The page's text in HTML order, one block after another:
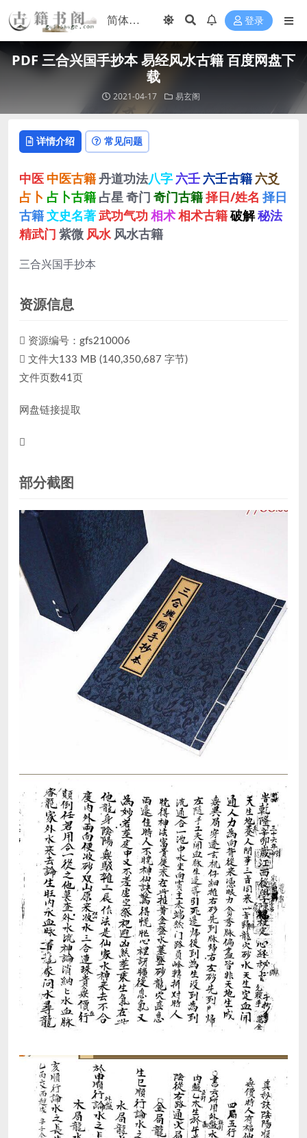
登录
PDF 三合兴国手抄本 易经风水古籍 百度网盘下
载
2021-04-17 易玄阁
详情介绍 常见问题
中医 中医古籍丹道功法八字 六壬 六壬古籍 六爻
占卜 占卜古籍 占星 奇门 奇门古籍择日/姓名 择日
古籍文史名著武功气功 相术相术古籍破解秘法
精武门 紫微 风水 风水古籍
三合兴国手抄本
资源信息
资源编号： gfs210006
文件大133 MB (140,350,687 字节)
文件页数41页
网盘链接提取
部分截图